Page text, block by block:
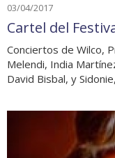
03/04/2017
Cartel del
Conciertos de Wilco,
Melendi, India
David Bisbal, y